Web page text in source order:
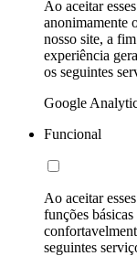
Ao aceitar
anonimamente
nosso site, a
experiência
os seguintes
Google
Funcional
Ao aceitar
funções
seguintes